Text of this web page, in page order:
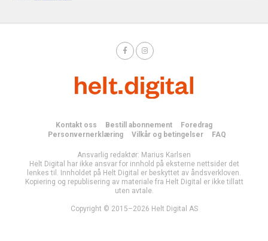
Kontakt oss Bestill abonnement
Foredrag
Personvernerklæring
Vilkår og betingelser FAQ
Ansvarlig redaktør: Marius Karlsen
Helt Digital har ikke ansvar for innhold på eksterne nettsider det
lenkes til. Innholdet på Helt Digital er beskyttet av åndsverkloven.
Kopiering og republisering av materiale fra Helt Digital er ikke tillatt
uten avtale.
Copyright © 2015–2026 Helt Digital AS